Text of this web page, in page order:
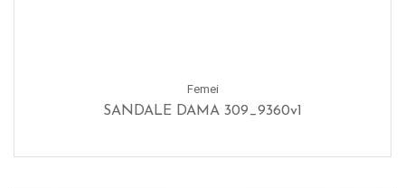
Femei
SANDALE DAMA 309_9360v1